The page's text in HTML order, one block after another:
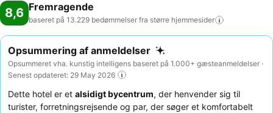
8,6 Fremragende
baseret på 13.229 bedømmelser fra større hjemmesider
Opsummering af anmeldelser
Opsummeret vha. kunstig intelligens baseret på 1.000+ gæsteanmeldelser ·
Senest opdateret: 29 May 2026
Dette hotel er et alsidigt bycentrum, der henvender sig til
turister, forretningsrejsende og par, der søger et komfortabelt